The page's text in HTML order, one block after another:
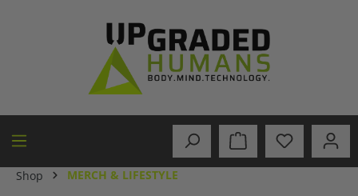
Shop MERCH & LIFESTYLE